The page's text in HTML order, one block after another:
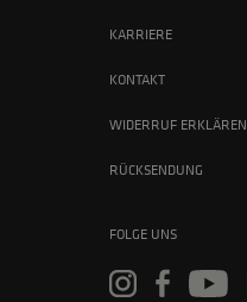
KARRIERE
KONTAKT
WIDERRUF ERKLÄREN
RÜCKSENDUNG
FOLGE UNS